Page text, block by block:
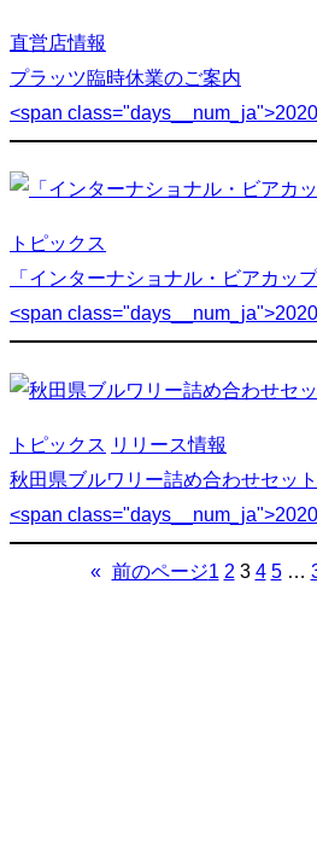
直営店情報
プラッツ臨時休業のご案内
<span
トピックス
「インターナショナル・ビアカッ
<span
トピックス リリース情報
秋田県ブルワリー詰め合わせセッ
<span
« 前のページ1 2 3 4 5 …